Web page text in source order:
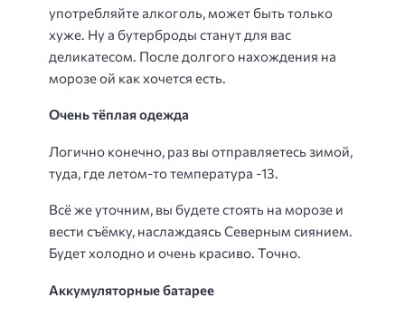
употребляйте алкоголь, может быть только
хуже. Ну а бутерброды станут для вас
деликатесом. После долгого нахождения на
морозе ой как хочется есть.
Очень тёплая одежда
Логично конечно, раз вы отправляетесь зимой,
туда, где летом-то температура -13.
Всё же уточним, вы будете стоять на морозе и
вести съёмку, наслаждаясь Северным сиянием.
Будет холодно и очень красиво. Точно.
Аккумуляторные батарее